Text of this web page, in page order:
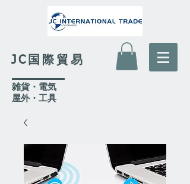
JC国際貿易
​雑貨・電気
​屋外・工具